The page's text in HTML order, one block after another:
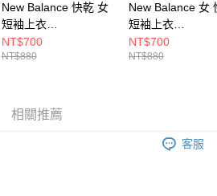
New Balance 快乾 女
短袖上衣
WT41222BK-F
NT$700
NT$880
New Balance 女
短袖上衣
WT41253NNH-F
NT$700
NT$880
相關推薦
客服